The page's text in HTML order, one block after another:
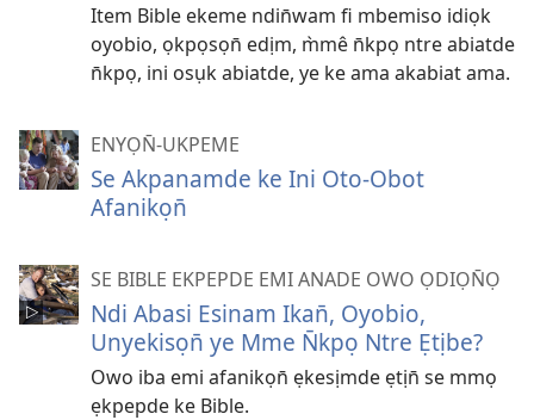
Item Bible ekeme ndin̄wam fi mbemiso idiọk
oyobio, ọkpọsọn̄ edịm, m̀mê n̄kpọ ntre abiatde
n̄kpọ, ini osụk abiatde, ye ke ama akabiat ama.
ENYỌN̄-UKPEME
Se Akpanamde ke Ini Oto-Obot
Afanikọn̄
SE BIBLE EKPEPDE EMI ANADE OWO ỌDIỌN̄Ọ
Ndi Abasi Esinam Ikan̄, Oyobio,
Unyekisọn̄ ye Mme N̄kpọ Ntre Ẹtịbe?
Owo iba emi afanikọn̄ ẹkesịmde ẹtịn̄ se mmọ
ẹkpepde ke Bible.